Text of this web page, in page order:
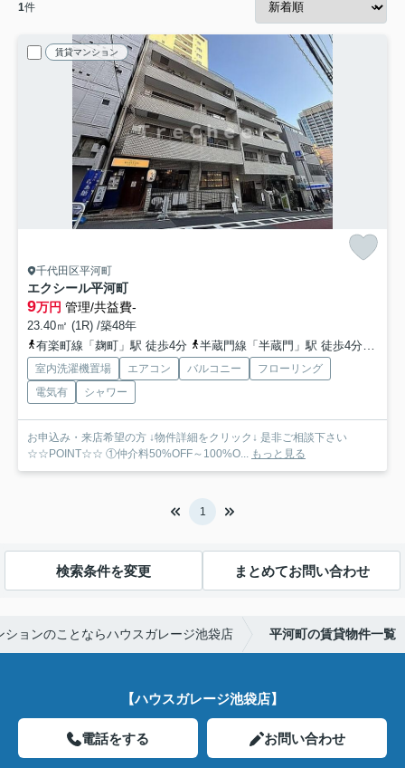
1件
賃貸マンション
千代田区平河町
エクシール平河町
9万円 管理/共益費-
23.40㎡ (1R) /築48年
有楽町線「麹町」駅 徒歩4分
半蔵門線「半蔵門」駅 徒歩4分
室内洗濯機置場 エアコン バルコニー
フローリング
電気有
シャワー
お申込み・来店希望の方 ↓物件詳細をクリック↓ 是非ご相談下さい
☆☆POINT☆☆ ①仲介料50%OFF～100%O... もっと見る
1
検索条件を変更 まとめてお問い合わせ
ションのことならハウスガレージ池袋店 平河町の賃貸物件一覧
【ハウスガレージ池袋店】
電話をする お問い合わせ